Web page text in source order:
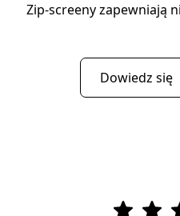
Zip-screeny zapewniają
Dowiedz się